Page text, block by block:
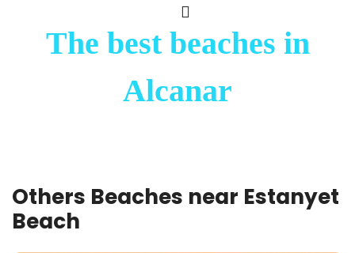
The best beaches in
Alcanar
Others Beaches near Estanyet
Beach